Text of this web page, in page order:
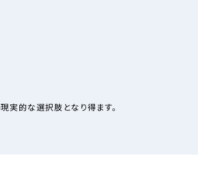
実的な選択肢となり得ます。